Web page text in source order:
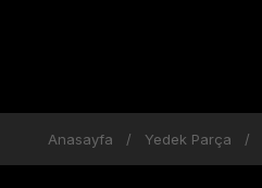
Anasayfa Yedek Parça